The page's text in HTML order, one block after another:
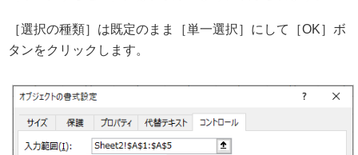
［選択の種類］は既定のまま［単一選択］にして［OK］ボ
タンをクリックします。